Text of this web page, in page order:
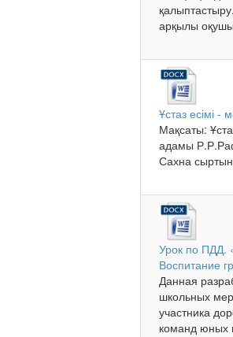
арқылы
Ұстаз есімі -
Мақсаты:
адамы
Сахна
Урок по ПДД.
Воспитание
Данная
школьных
участника
команд юных